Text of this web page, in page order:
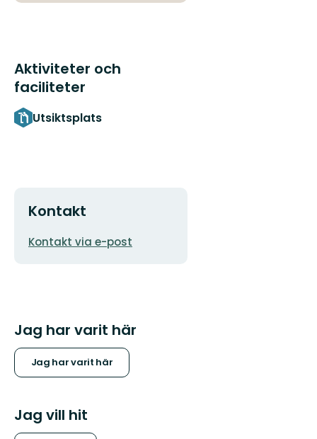
Aktiviteter och
faciliteter
Utsiktsplats
Kontakt
E-
Kontakt via e-post
Jag har varit här
Jag har varit här
Jag vill hit